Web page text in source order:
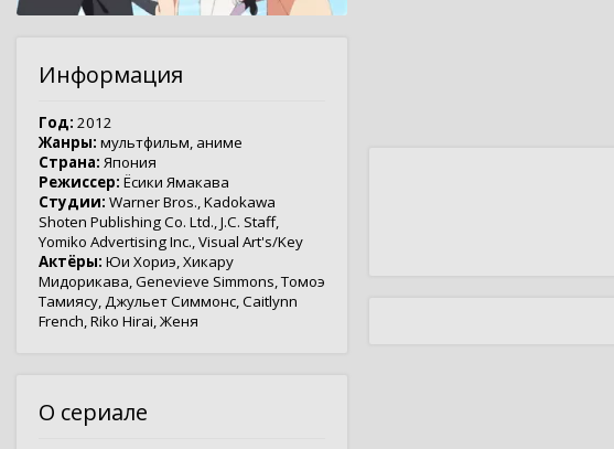
Информация
Год: 2012
Жанры: мультфильм, аниме
Страна: Япония
Режиссер: Ёсики Ямакава
Студии: Warner Bros.,Kadokawa
Shoten Publishing Co. Ltd.,J.C. Staff,
Yomiko Advertising Inc.,Visual Art's/Key
Актёры: Юи Хориэ,Хикару
Мидорикава,Genevieve Simmons,Томоэ
Тамиясу,Джульет Симмонс,Caitlynn
French,Riko Hirai,Женя
О сериале